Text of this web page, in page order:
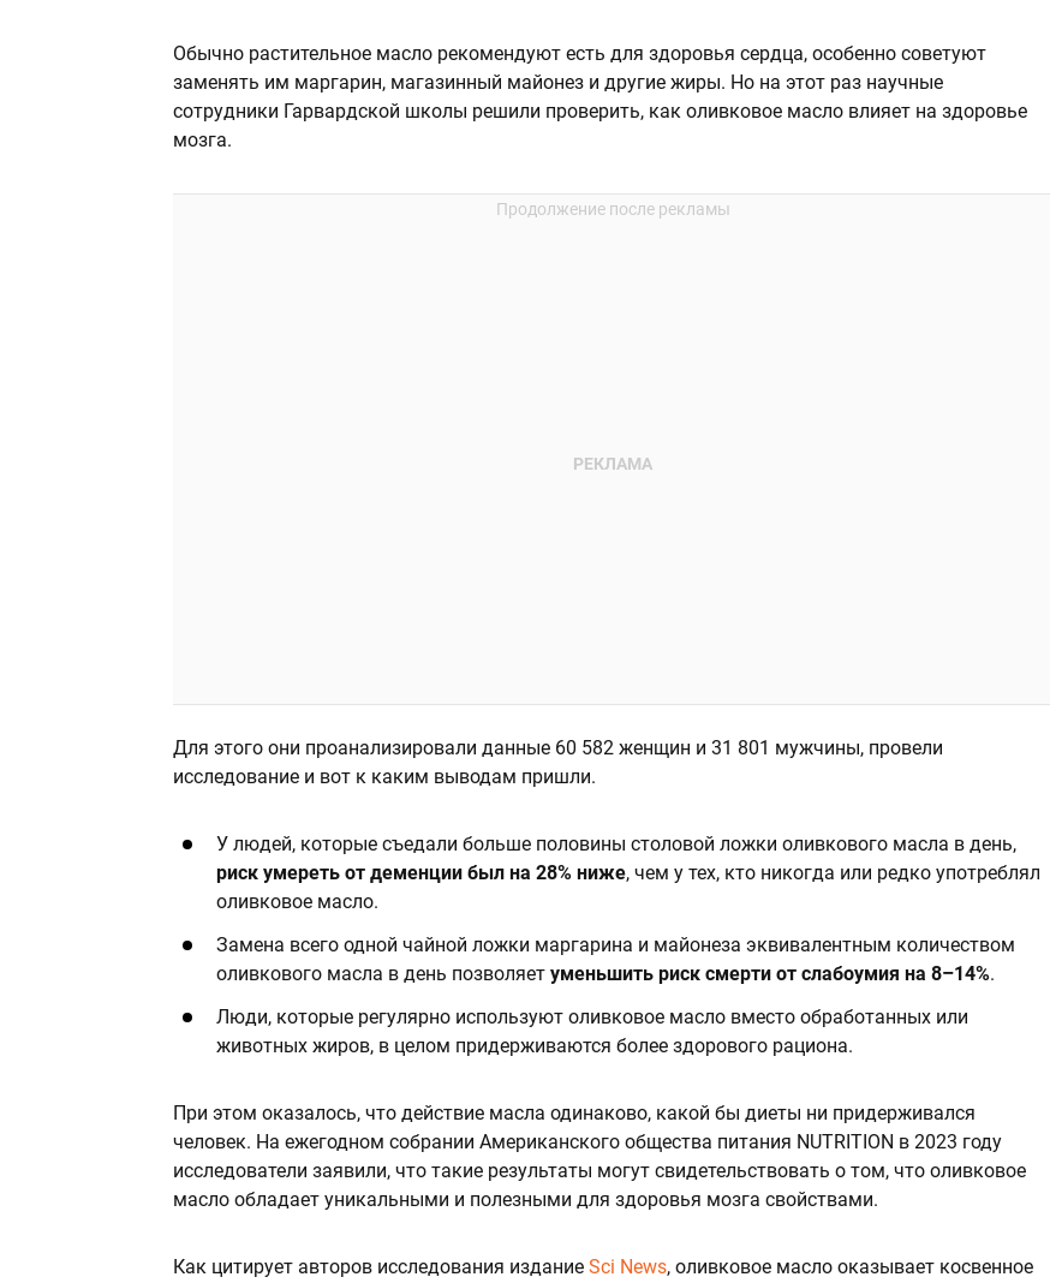
Обычно растительное масло рекомендуют есть для здоровья сердца, особенно советуют
заменять им маргарин, магазинный майонез и другие жиры. Но на этот раз научные
сотрудники Гарвардской школы решили проверить, как оливковое масло влияет на здоровье
мозга.
Для этого они проанализировали данные 60 582 женщин и 31 801 мужчины, провели
исследование и вот к каким выводам пришли.
У людей, которые съедали больше половины столовой ложки оливкового масла в день,
риск умереть от деменции был на 28% ниже, чем у тех, кто никогда или редко употреблял
оливковое масло.
Замена всего одной чайной ложки маргарина и майонеза эквивалентным количеством
оливкового масла в день позволяет уменьшить риск смерти от слабоумия на 8–14%.
Люди, которые регулярно используют оливковое масло вместо обработанных или
животных жиров, в целом придерживаются более здорового рациона.
При этом оказалось, что действие масла одинаково, какой бы диеты ни придерживался
человек. На ежегодном собрании Американского общества питания NUTRITION в 2023 году
исследователи заявили, что такие результаты могут свидетельствовать о том, что оливковое
масло обладает уникальными и полезными для здоровья мозга свойствами.
Как цитирует авторов исследования издание Sci News, оливковое масло оказывает косвенное